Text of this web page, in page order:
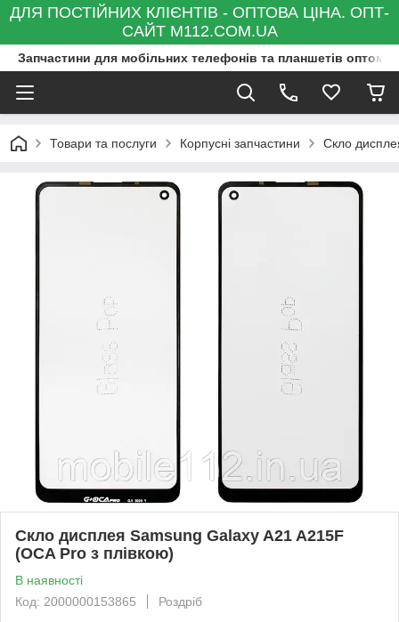
ДЛЯ ПОСТІЙНИХ КЛІЄНТІВ - ОПТОВА ЦІНА. ОПТ-
САЙТ M112.COM.UA
Запчастини для мобільних телефонів та планшетів оптом
Товари та послуги Корпусні запчастини Скло
Скло дисплея Samsung Galaxy A21 A215F
(OCA Pro з плівкою)
В наявності
Код: 2000000153865
Роздріб